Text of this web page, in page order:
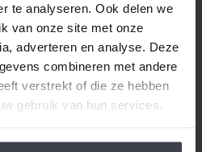
te analyseren. Ook delen we
van onze site met onze
adverteren en analyse. Deze
combineren met andere
verstrekt of die ze hebben
gebruik van hun services.
stucwerk!
voorzien van een frisse